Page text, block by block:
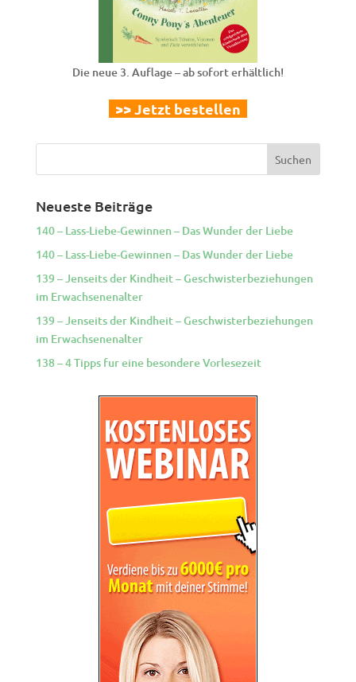
Die neue 3. Auflage – ab sofort erhältlich!
>> Jetzt bestellen
Neueste Beiträge
140 – Lass-Liebe-Gewinnen – Das Wunder der Liebe
140 – Lass-Liebe-Gewinnen – Das Wunder der Liebe
139 – Jenseits der Kindheit – Geschwisterbeziehungen
im Erwachsenenalter
139 – Jenseits der Kindheit – Geschwisterbeziehungen
im Erwachsenenalter
138 – 4 Tipps fur eine besondere Vorlesezeit